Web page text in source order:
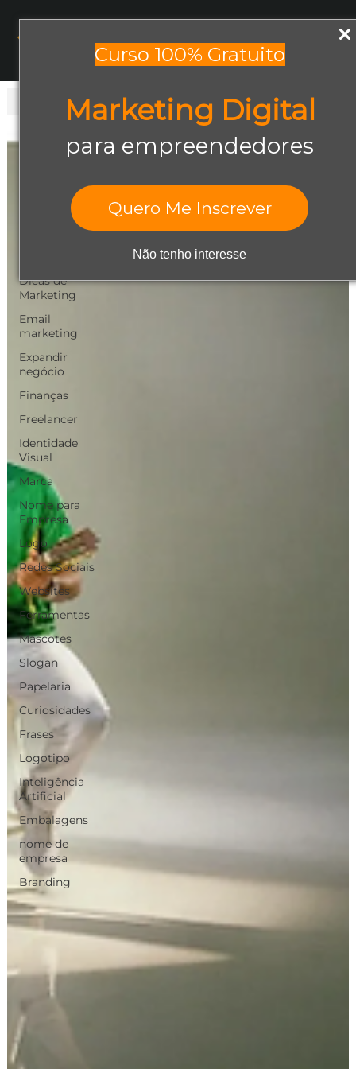
Curso 100% Gratuito
Marketing Digital
para empreendedores
Quero Me Inscrever
Não tenho interesse
Abrir negócio
Design Gráfico
Dicas de
Marketing
Email
marketing
Expandir
negócio
Finanças
Freelancer
Identidade
Visual
Marca
Nome para
Empresa
Logo
Redes Sociais
Websites
Ferramentas
Mascotes
Slogan
Papelaria
Curiosidades
Frases
Logotipo
Inteligência
Artificial
Embalagens
nome de
empresa
Branding
Todos os posts